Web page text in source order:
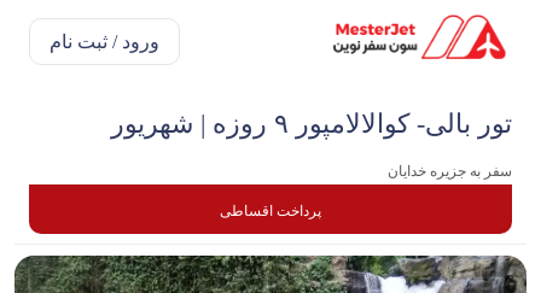
ورود / ثبت نام
تور بالی- کوالالامپور ۹ روزه | شهریور
سفر به جزیره خدایان
پرداخت اقساطی